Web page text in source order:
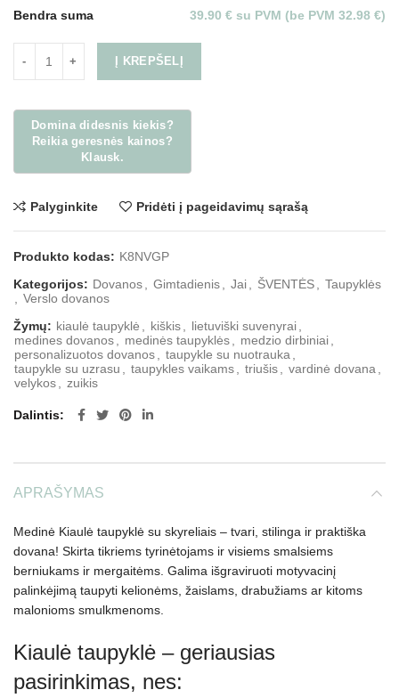
Bendra suma
39.90 € su PVM (be PVM 32.98 €)
Į KREPŠELĮ
Palyginkite Pridėti į pageidavimų sąrašą
Produkto kodas: K8NVGP
Kategorijos: Dovanos Gimtadienis Jai ŠVENTĖS
Taupyklės
Verslo dovanos
Žymų: kiaulė taupyklė kiškis lietuviški suvenyrai
medines dovanos
medinės taupyklės medzio dirbiniai
personalizuotos dovanos
taupykle su nuotrauka
taupykle su uzrasu
taupykles vaikams triušis vardinė dovana
velykos
zuikis
Dalintis
APRAŠYMAS
Medinė Kiaulė taupyklė su skyreliais – tvari, stilinga ir praktiška
dovana! Skirta tikriems tyrinėtojams ir visiems smalsiems
berniukams ir mergaitėms. Galima išgraviruoti motyvacinį
palinkėjimą taupyti kelionėms, žaislams, drabužiams ar kitoms
malonioms smulkmenoms.
Kiaulė taupyklė – geriausias
pasirinkimas, nes: